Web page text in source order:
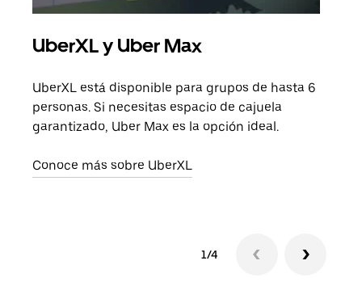
UberXL y Uber Max
UberXL está disponible para grupos de hasta 6
personas. Si necesitas espacio de cajuela
garantizado, Uber Max es la opción ideal.
Conoce más sobre UberXL
1/4